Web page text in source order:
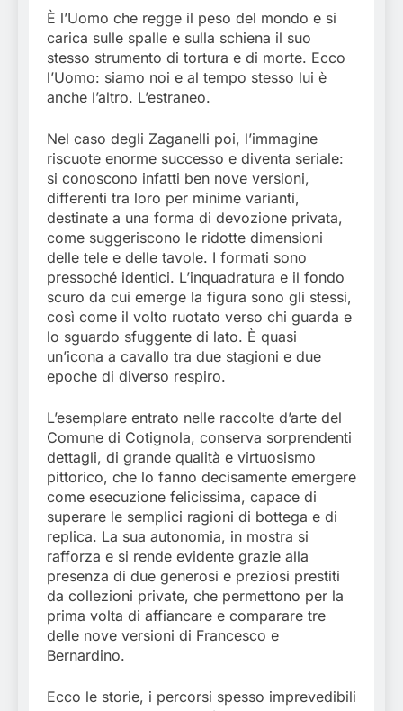
È l’Uomo che regge il peso del mondo e si
carica sulle spalle e sulla schiena il suo
stesso strumento di tortura e di morte. Ecco
l’Uomo: siamo noi e al tempo stesso lui è
anche l’altro. L’estraneo.
Nel caso degli Zaganelli poi, l’immagine
riscuote enorme successo e diventa seriale:
si conoscono infatti ben nove versioni,
differenti tra loro per minime varianti,
destinate a una forma di devozione privata,
come suggeriscono le ridotte dimensioni
delle tele e delle tavole. I formati sono
pressoché identici. L’inquadratura e il fondo
scuro da cui emerge la figura sono gli stessi,
così come il volto ruotato verso chi guarda e
lo sguardo sfuggente di lato. È quasi
un’icona a cavallo tra due stagioni e due
epoche di diverso respiro.
L’esemplare entrato nelle raccolte d’arte del
Comune di Cotignola, conserva sorprendenti
dettagli, di grande qualità e virtuosismo
pittorico, che lo fanno decisamente emergere
come esecuzione felicissima, capace di
superare le semplici ragioni di bottega e di
replica. La sua autonomia, in mostra si
rafforza e si rende evidente grazie alla
presenza di due generosi e preziosi prestiti
da collezioni private, che permettono per la
prima volta di affiancare e comparare tre
delle nove versioni di Francesco e
Bernardino.
Ecco le storie, i percorsi spesso imprevedibili